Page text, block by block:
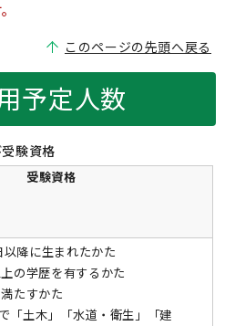
このページの先頭へ戻る
予定人数
験資格
受験資格
降に生まれたかた
の学歴を有するかた
たすかた
「土木」「水道・衛生」「建